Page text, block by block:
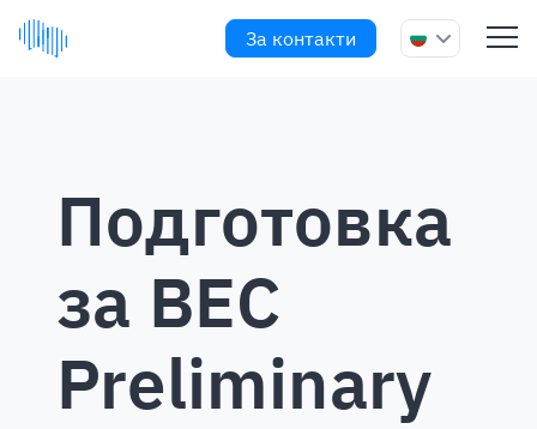
За контакти
Подготовка
за BEC
Preliminary